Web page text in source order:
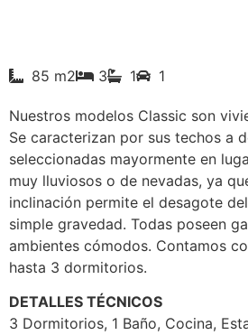
85 m2 3 1 1
Nuestros modelos Classic son
Se caracterizan por sus techos a
seleccionadas mayormente en
muy lluviosos o de nevadas, ya
inclinación permite el desagote
simple gravedad. Todas poseen
ambientes cómodos. Contamos
hasta 3 dormitorios.
DETALLES TÉCNICOS
3 Dormitorios, 1 Baño, Cocina,